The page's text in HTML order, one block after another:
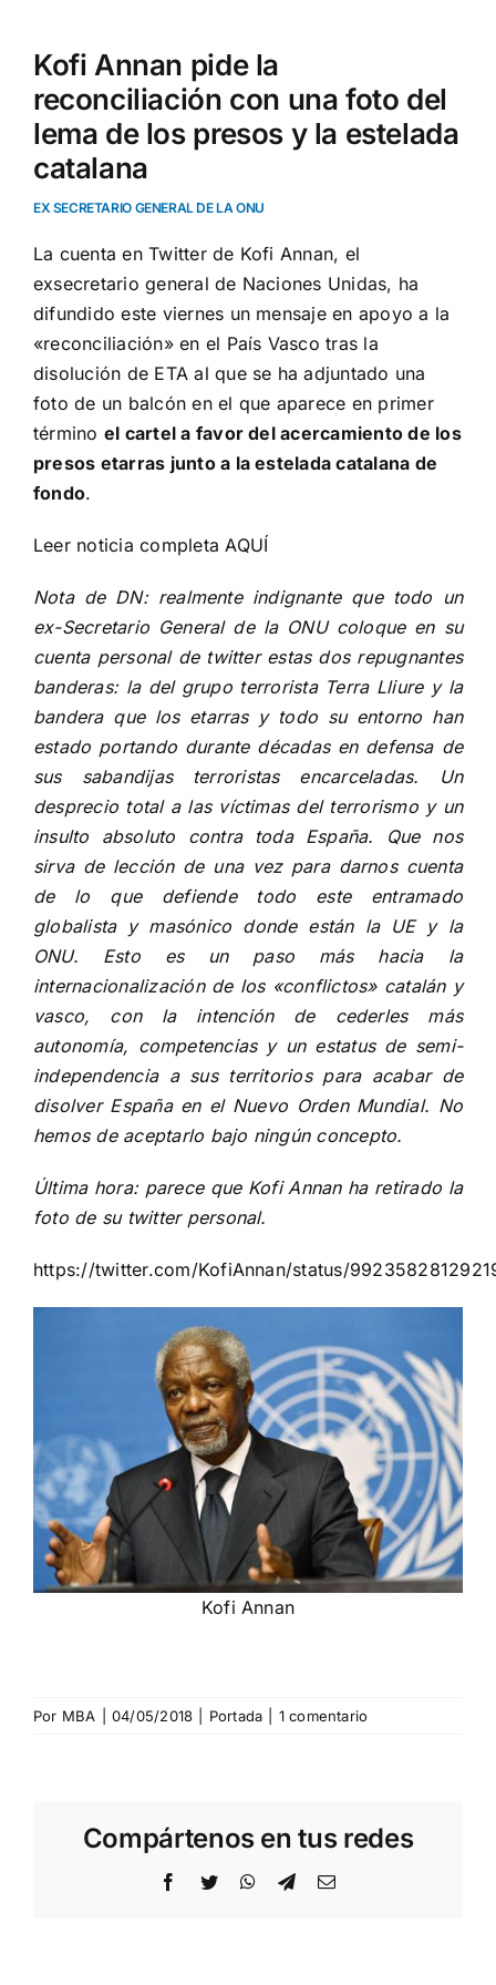
Kofi Annan pide la
reconciliación con una foto del
lema de los presos y la estelada
catalana
EX SECRETARIO GENERAL DE LA ONU
La cuenta en Twitter de Kofi Annan, el
exsecretario general de Naciones Unidas, ha
difundido este viernes un mensaje en apoyo a la
«reconciliación» en el País Vasco tras la
disolución de ETA al que se ha adjuntado una
foto de un balcón en el que aparece en primer
término el cartel a favor del acercamiento de los
presos etarras junto a la estelada catalana de
fondo.
Leer noticia completa AQUÍ
Nota de DN: realmente indignante que todo un
ex-Secretario General de la ONU coloque en su
cuenta personal de twitter estas dos repugnantes
banderas: la del grupo terrorista Terra Lliure y la
bandera que los etarras y todo su entorno han
estado portando durante décadas en defensa de
sus sabandijas terroristas encarceladas. Un
desprecio total a las víctimas del terrorismo y un
insulto absoluto contra toda España. Que nos
sirva de lección de una vez para darnos cuenta
de lo que defiende todo este entramado
globalista y masónico donde están la UE y la
ONU. Esto es un paso más hacia la
internacionalización de los «conflictos» catalán y
vasco, con la intención de cederles más
autonomía, competencias y un estatus de semi-
independencia a sus territorios para acabar de
disolver España en el Nuevo Orden Mundial. No
hemos de aceptarlo bajo ningún concepto.
Última hora: parece que Kofi Annan ha retirado la
foto de su twitter personal.
https://twitter.com/KofiAnnan/status/
Kofi Annan
Por MBA 04/05/2018 Portada 1 comentario
Compártenos en tus redes
Facebook
Twitter WhatsApp
TelegramCorreo